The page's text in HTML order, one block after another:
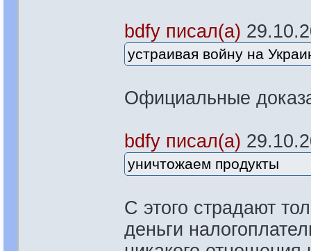
bdfy писал(а)
устраивая войну на
Официальные
bdfy писал(а)
уничтожаем продукты
С этого страдают
деньги